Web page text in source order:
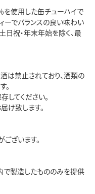
を使用した缶チューハイで
ーでバランスの良い味わい
祝・年末年始を除く、最
禁止されており、酒類の
。
てください。
け致します。
ざいます。
で製造したもののみを提供